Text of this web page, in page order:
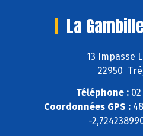
La
13 Impasse
22950
Téléphone :02
Coordonnées GPS :
-